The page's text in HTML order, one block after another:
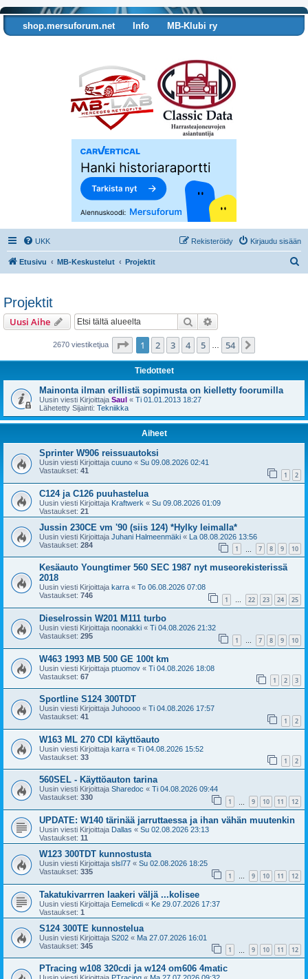
shop.mersuforum.net Info
MB-Klubi ry
UKK Kirjaudu sisään
Rekisteröidy
Etusivu MB-Keskustelut Projektit
Projektit
Uusi Aihe Etsi
2670 viestiketjua Sivu /54
1 2 3 4 5 54
Tiedotteet
Mainonta ilman erillistä sopimusta on kielletty foorumilla
Uusin viesti Kirjoittaja Saul « Ti 01.01.2013 18:27
Lähetetty Sijainti: Tekniikka
Aiheet
Sprinter W906 reissuautoksi
Uusin viesti Kirjoittaja cuuno « Su 09.08.2026 02:41
Vastaukset: 41 1 2
C124 ja C126 puuhastelua
Uusin viesti Kirjoittaja Kraftwerk « Su 09.08.2026 01:09
Vastaukset: 21
Jussin 230CE vm '90 (siis 124) *Hylky leimalla*
Uusin viesti Kirjoittaja Juhani Halmeenmäki « La 08.08.2026 13:56
Vastaukset: 284 1 7 8 9 10
Kesäauto Youngtimer 560 SEC 1987 nyt museorekisterissä
2018
Uusin viesti Kirjoittaja karra « To 06.08.2026 07:08
Vastaukset: 746 1 … 22 23 24 25
Dieselrossin W201 M111 turbo
Uusin viesti Kirjoittaja noonakki « Ti 04.08.2026 21:32
Vastaukset: 295 1 … 7 8 9 10
W463 1993 MB 500 GE 100t km
Uusin viesti Kirjoittaja ptuomov « Ti 04.08.2026 18:08
Vastaukset: 67 1 2 3
Sportline S124 300TDT
Uusin viesti Kirjoittaja Juhoooo « Ti 04.08.2026 17:57
Vastaukset: 41 1 2
W163 ML 270 CDI käyttöauto
Uusin viesti Kirjoittaja karra « Ti 04.08.2026 15:52
Vastaukset: 33 1 2
560SEL - Käyttöauton tarina
Uusin viesti Kirjoittaja Sharedoc « Ti 04.08.2026 09:44
Vastaukset: 330 1 9 10 11 12
UPDATE: W140 tärinää jarruttaessa ja ihan vähän muutenkin
Uusin viesti Kirjoittaja Dallas « Su 02.08.2026 23:13
Vastaukset: 11
W123 300TDT kunnostusta
Uusin viesti Kirjoittaja slsl77 « Su 02.08.2026 18:25
Vastaukset: 335 1 … 9 10 11 12
Takatukivarrren laakeri väljä ...kolisee
Uusin viesti Kirjoittaja Eemelicdi « Ke 29.07.2026 17:37
Vastaukset: 1
S124 300TE kunnostelua
Uusin viesti Kirjoittaja S202 « Ma 27.07.2026 16:01
Vastaukset: 345 1 9 10 11 12
PTracing w108 320cdi ja w124 om606 4matic